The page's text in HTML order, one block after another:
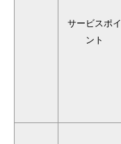
サービスポイ
ント